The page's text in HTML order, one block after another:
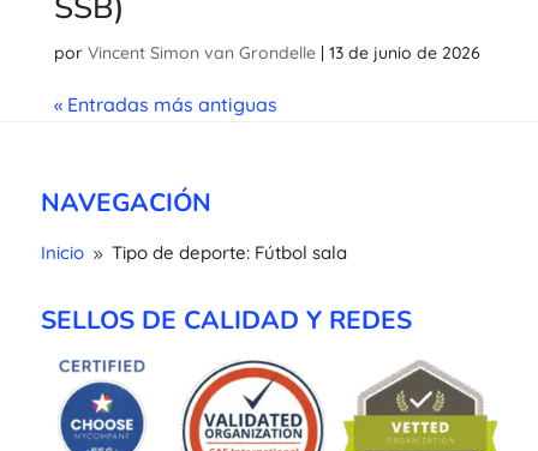
por Vincent Simon van Grondelle| 13 de junio de 2026
« Entradas más antiguas
NAVEGACIÓN
Inicio 9 Tipo de deporte: Fútbol sala
SELLOS DE CALIDAD Y REDES